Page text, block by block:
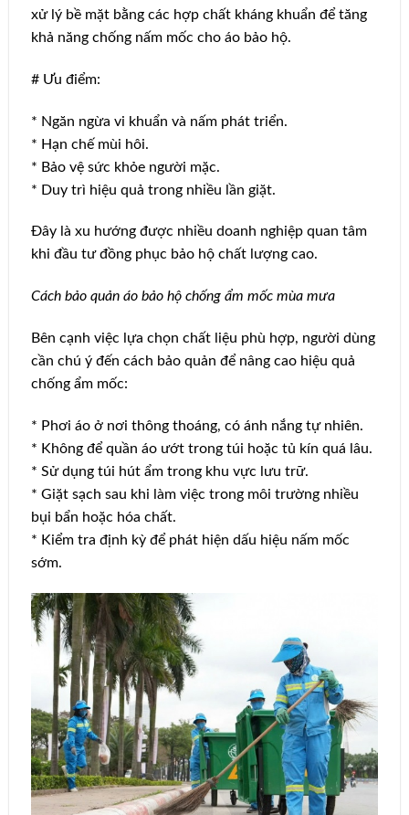
xử lý bề mặt bằng các hợp chất kháng khuẩn để tăng
khả năng chống nấm mốc cho áo bảo hộ.
# Ưu điểm:
* Ngăn ngừa vi khuẩn và nấm phát triển.
* Hạn chế mùi hôi.
* Bảo vệ sức khỏe người mặc.
* Duy trì hiệu quả trong nhiều lần giặt.
Đây là xu hướng được nhiều doanh nghiệp quan tâm
khi đầu tư đồng phục bảo hộ chất lượng cao.
Cách bảo quản áo bảo hộ chống ẩm mốc mùa mưa
Bên cạnh việc lựa chọn chất liệu phù hợp, người dùng
cần chú ý đến cách bảo quản để nâng cao hiệu quả
chống ẩm mốc:
* Phơi áo ở nơi thông thoáng, có ánh nắng tự nhiên.
* Không để quần áo ướt trong túi hoặc tủ kín quá lâu.
* Sử dụng túi hút ẩm trong khu vực lưu trữ.
* Giặt sạch sau khi làm việc trong môi trường nhiều
bụi bẩn hoặc hóa chất.
* Kiểm tra định kỳ để phát hiện dấu hiệu nấm mốc
sớm.